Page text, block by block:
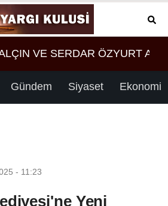
MASASI MI PR
YALÇIN VE SERDAR
Gündem Siyaset Ekonomi
- 11:23
Yeni